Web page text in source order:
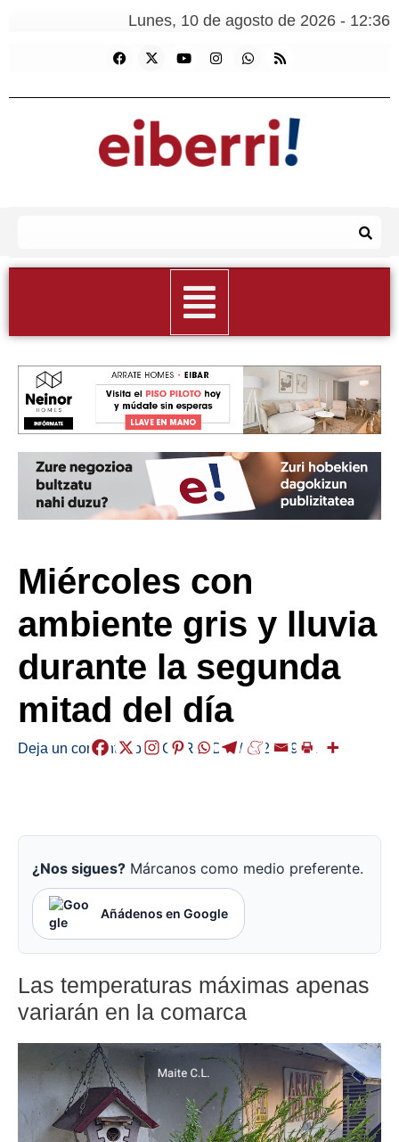
Lunes, 10 de agosto de 2026 - 12:36
Miércoles con
ambiente gris y lluvia
durante la segunda
mitad del día
Deja un comentario /EGURALDIA/ 2024-09-11
¿Nos sigues? Márcanos como medio preferente.
Añádenos en Google
Las temperaturas máximas apenas
variarán en la comarca